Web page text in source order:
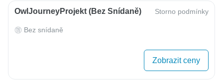
OwlJourneyProjekt (bez Snídaně) Storno podmínky
Bez snídaně
Zobrazit ceny